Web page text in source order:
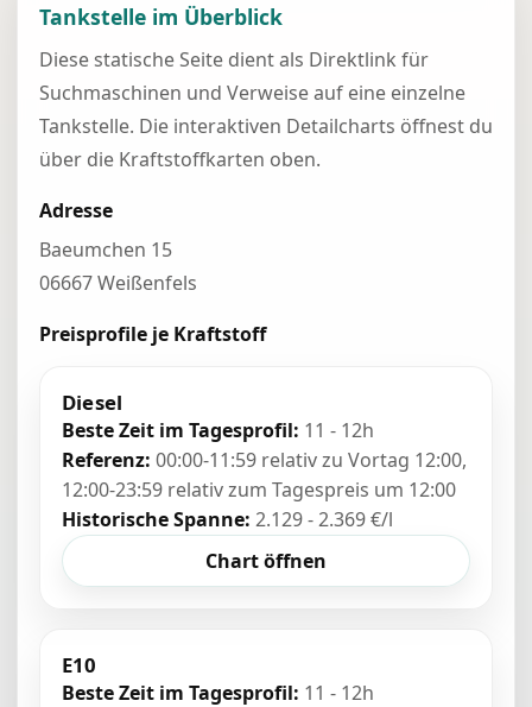
Tankstelle im Überblick
Diese statische Seite dient als Direktlink für
Suchmaschinen und Verweise auf eine einzelne
Tankstelle. Die interaktiven Detailcharts öffnest du
über die Kraftstoffkarten oben.
Adresse
Baeumchen 15
06667 Weißenfels
Preisprofile je Kraftstoff
Diesel
Beste Zeit im Tagesprofil: 11 - 12h
Referenz: 00:00-11:59 relativ zu Vortag 12:00,
12:00-23:59 relativ zum Tagespreis um 12:00
Historische Spanne: 2.129 - 2.369 €/l
Chart öffnen
E10
Beste Zeit im Tagesprofil: 11 - 12h